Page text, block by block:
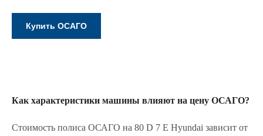
Как характеристики машины влияют на цену ОСАГО?
Стоимость полиса ОСАГО на 80 D 7 E Hyundai зависит от